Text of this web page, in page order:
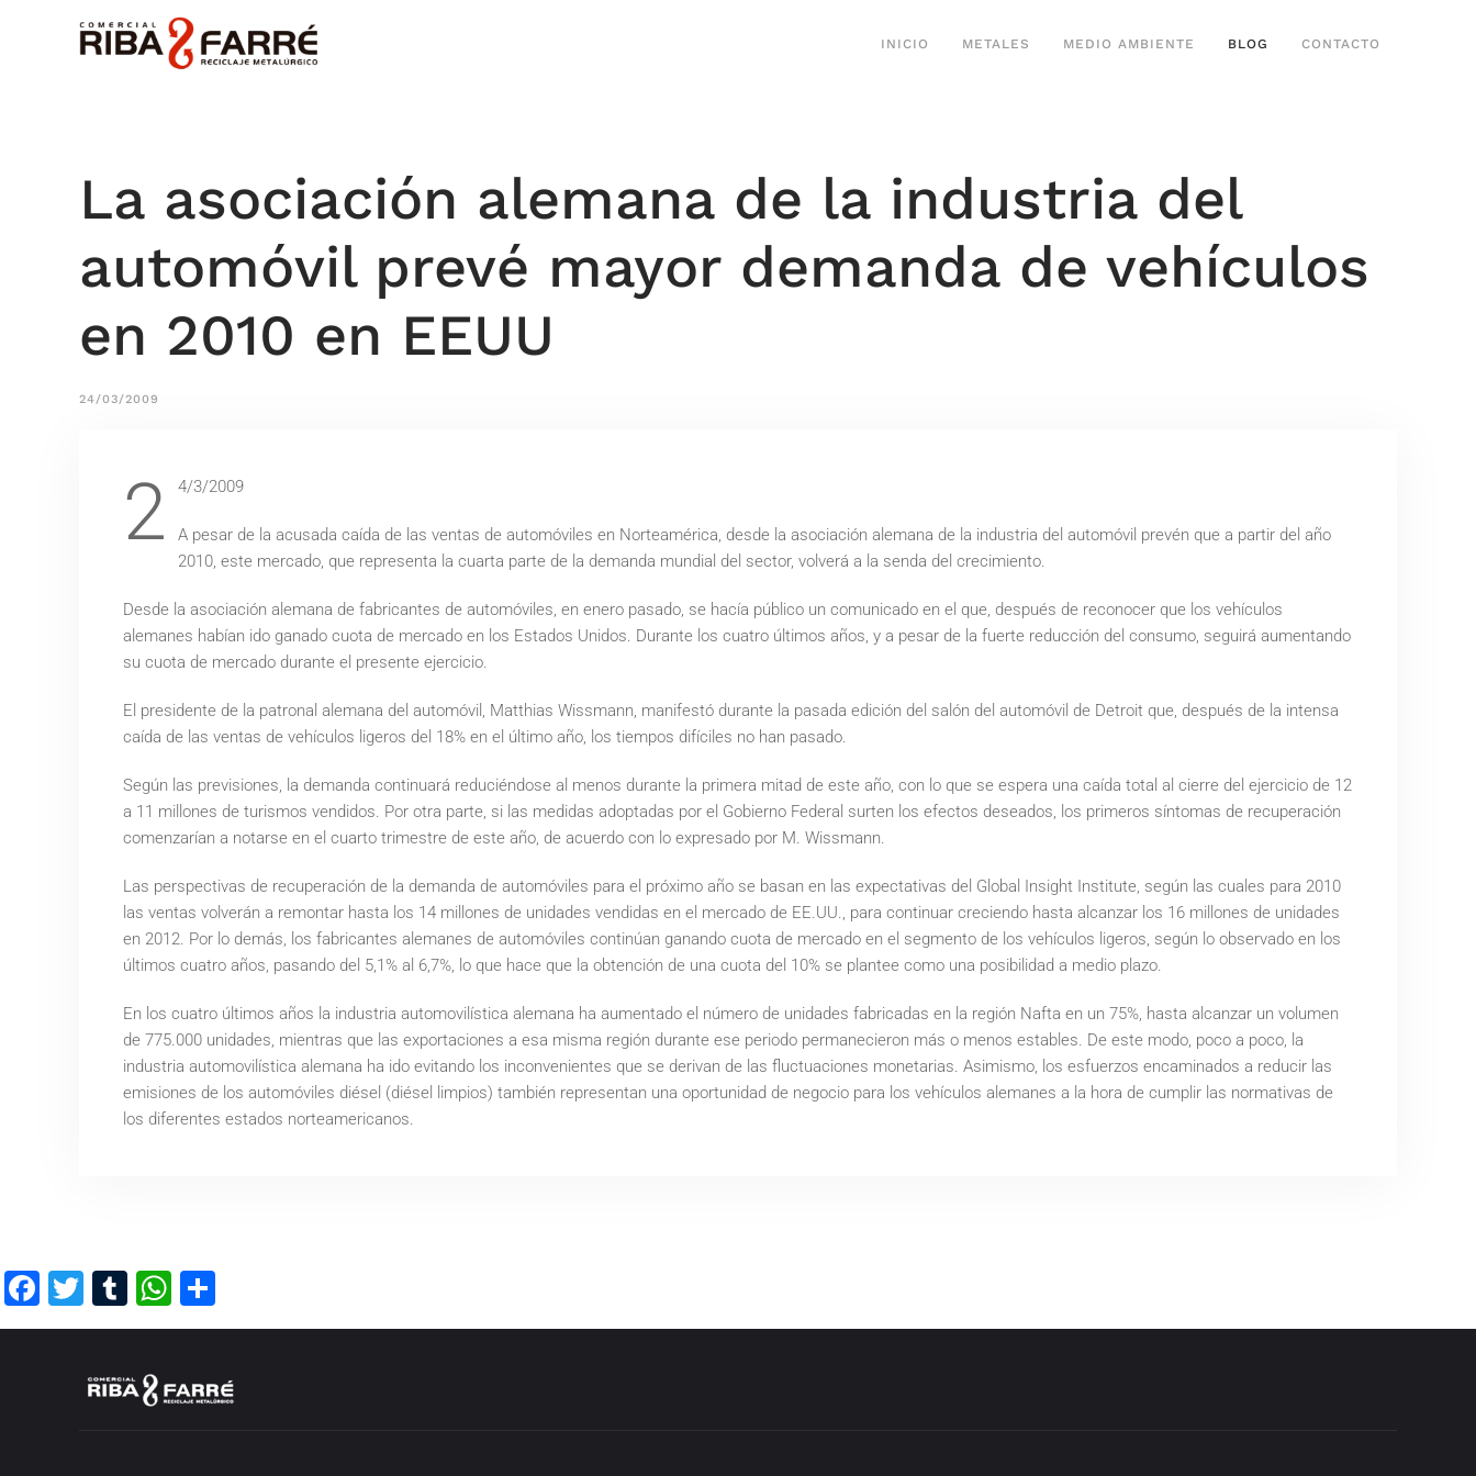
INICIO METALES MEDIO AMBIENTE BLOG CONTACTO
La asociación alemana de la industria del
automóvil prevé mayor demanda de vehículos
en 2010 en EEUU
24/03/2009
2 4/3/2009
A pesar de la acusada caída de las ventas de automóviles en Norteamérica, desde la asociación alemana de la industria del automóvil prevén que a partir del año
2010, este mercado, que representa la cuarta parte de la demanda mundial del sector, volverá a la senda del crecimiento.
Desde la asociación alemana de fabricantes de automóviles, en enero pasado, se hacía público un comunicado en el que, después de reconocer que los vehículos
alemanes habían ido ganado cuota de mercado en los Estados Unidos. Durante los cuatro últimos años, y a pesar de la fuerte reducción del consumo, seguirá aumentando
su cuota de mercado durante el presente ejercicio.
El presidente de la patronal alemana del automóvil, Matthias Wissmann, manifestó durante la pasada edición del salón del automóvil de Detroit que, después de la intensa
caída de las ventas de vehículos ligeros del 18% en el último año, los tiempos difíciles no han pasado.
Según las previsiones, la demanda continuará reduciéndose al menos durante la primera mitad de este año, con lo que se espera una caída total al cierre del ejercicio de 12
a 11 millones de turismos vendidos. Por otra parte, si las medidas adoptadas por el Gobierno Federal surten los efectos deseados, los primeros síntomas de recuperación
comenzarían a notarse en el cuarto trimestre de este año, de acuerdo con lo expresado por M. Wissmann.
Las perspectivas de recuperación de la demanda de automóviles para el próximo año se basan en las expectativas del Global Insight Institute, según las cuales para 2010
las ventas volverán a remontar hasta los 14 millones de unidades vendidas en el mercado de EE.UU., para continuar creciendo hasta alcanzar los 16 millones de unidades
en 2012. Por lo demás, los fabricantes alemanes de automóviles continúan ganando cuota de mercado en el segmento de los vehículos ligeros, según lo observado en los
últimos cuatro años, pasando del 5,1% al 6,7%, lo que hace que la obtención de una cuota del 10% se plantee como una posibilidad a medio plazo.
En los cuatro últimos años la industria automovilística alemana ha aumentado el número de unidades fabricadas en la región Nafta en un 75%, hasta alcanzar un volumen
de 775.000 unidades, mientras que las exportaciones a esa misma región durante ese periodo permanecieron más o menos estables. De este modo, poco a poco, la
industria automovilística alemana ha ido evitando los inconvenientes que se derivan de las fluctuaciones monetarias. Asimismo, los esfuerzos encaminados a reducir las
emisiones de los automóviles diésel (diésel limpios) también representan una oportunidad de negocio para los vehículos alemanes a la hora de cumplir las normativas de
los diferentes estados norteamericanos.
Facebook
Twitter
TumblrWhatsApp